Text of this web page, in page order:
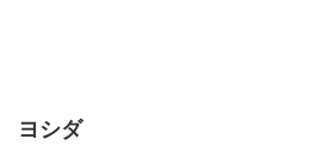
ヨシダ